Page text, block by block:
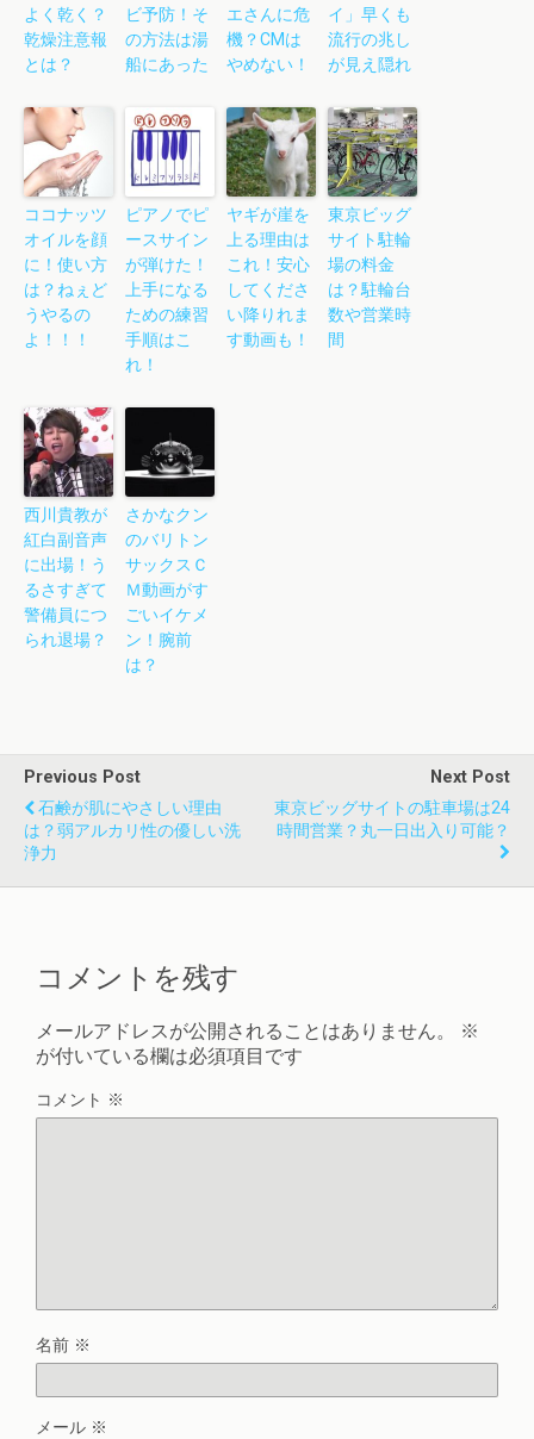
よく乾く？
乾燥注意報
とは？
ビ予防！そ
の方法は湯
船にあった
エさんに危
機？CMは
やめない！
イ」早くも
流行の兆し
が見え隠れ
ココナッツ
オイルを顔
に！使い方
は？ねぇど
うやるの
よ！！！
ピアノでピ
ースサイン
が弾けた！
上手になる
ための練習
手順はこ
れ！
ヤギが崖を
上る理由は
これ！安心
してくださ
い降りれま
す動画も！
東京ビッグ
サイト駐輪
場の料金
は？駐輪台
数や営業時
間
西川貴教が
紅白副音声
に出場！う
るさすぎて
警備員につ
られ退場？
さかなクン
のバリトン
サックスＣ
Ｍ動画がす
ごいイケメ
ン！腕前
は？
Previous Post
石鹸が肌にやさしい理由
は？弱アルカリ性の優しい洗
浄力
Next Post
東京ビッグサイトの駐車場は24
時間営業？丸一日出入り可能？
コメントを残す
メールアドレスが公開されることはありません。
※
が付いている欄は必須項目です
コメント ※
名前 ※
メール ※